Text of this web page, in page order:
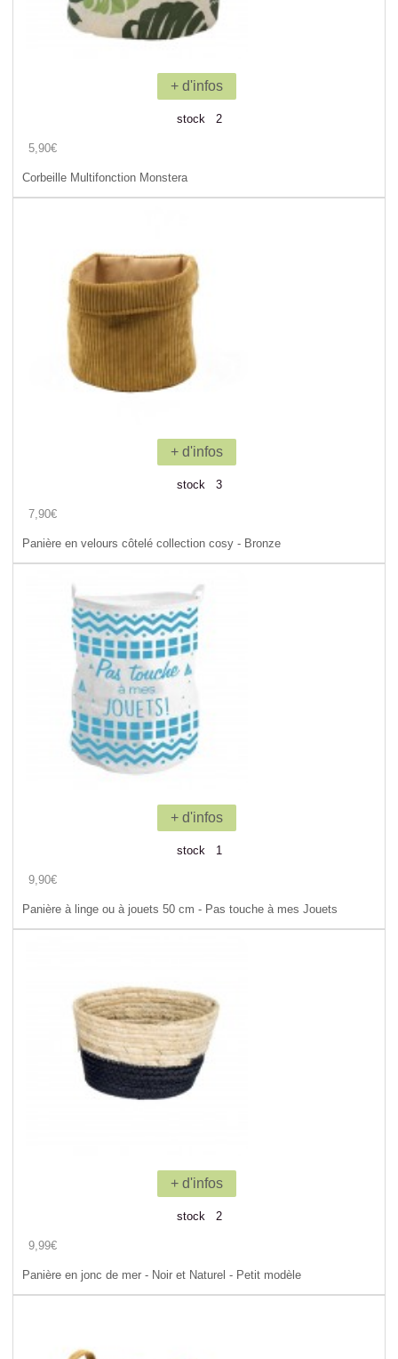
+ d'infos
stock 2
5,90€
Corbeille Multifonction Monstera
+ d'infos
stock 3
7,90€
Panière en velours côtelé collection cosy - Bronze
+ d'infos
stock 1
9,90€
Panière à linge ou à jouets 50 cm - Pas touche à mes Jouets
+ d'infos
stock 2
9,99€
Panière en jonc de mer - Noir et Naturel - Petit modèle